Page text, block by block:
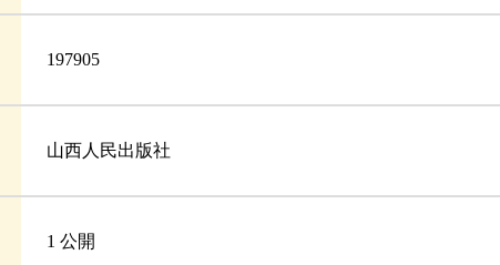
197905
山西人民出版社
1 公開